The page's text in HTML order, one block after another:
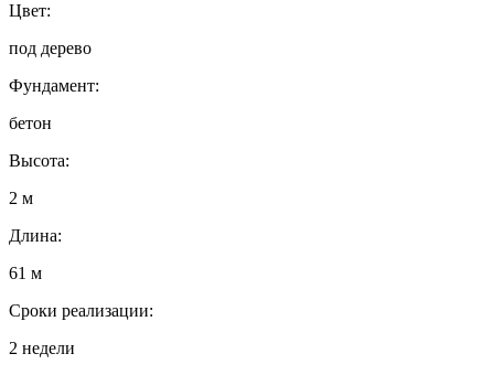
Цвет:
под дерево
Фундамент:
бетон
Высота:
2 м
Длина:
61 м
Сроки реализации:
2 недели